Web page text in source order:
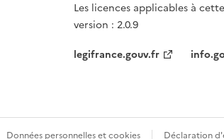
Les licences applicables à
version : 2.0.9
legifrance.gouv.fr
Données personnelles et cookies Déclaration